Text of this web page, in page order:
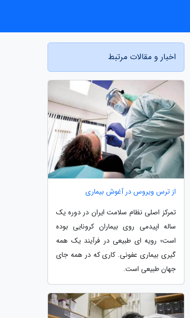
اخبار و مقالات مرتبط
از ترس ویروس در آغوش بیماری
تمرکز اصلی نظام سلامت ایران در دوره یک
ساله اپیدمی روی بیماران کرونایی بوده
است؛ رویه ای طبیعی در فرآیند یک همه
گیری بیماری عفونی. کاری که در همه جای
جهان طبیعی است.